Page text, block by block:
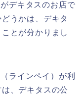
デキタスのお店で
うかは、デキタ
とが分かりまし
ラインペイ）が利
、デキタスの公